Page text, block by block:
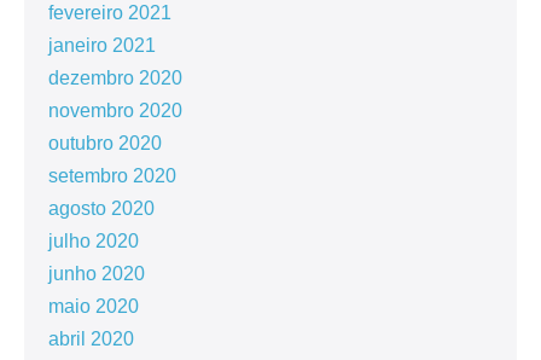
fevereiro 2021
janeiro 2021
dezembro 2020
novembro 2020
outubro 2020
setembro 2020
agosto 2020
julho 2020
junho 2020
maio 2020
abril 2020